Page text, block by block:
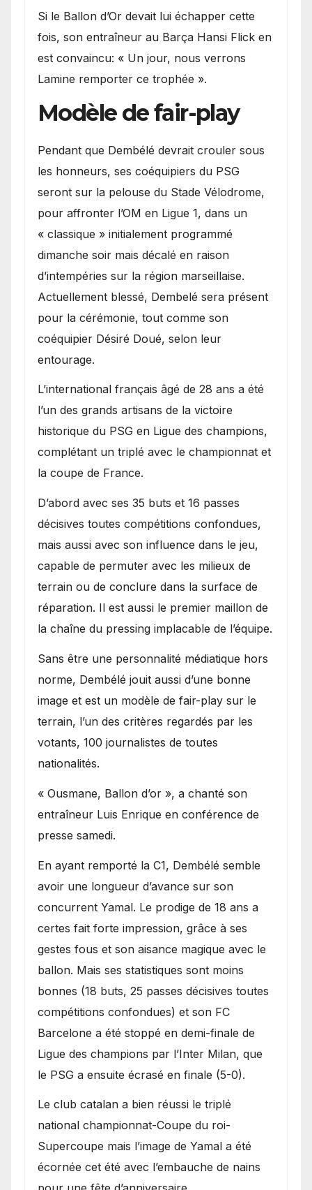
Si le Ballon d’Or devait lui échapper cette
fois, son entraîneur au Barça Hansi Flick en
est convaincu: « Un jour, nous verrons
Lamine remporter ce trophée ».
Modèle de fair-play
Pendant que Dembélé devrait crouler sous
les honneurs, ses coéquipiers du PSG
seront sur la pelouse du Stade Vélodrome,
pour affronter l’OM en Ligue 1, dans un
« classique » initialement programmé
dimanche soir mais décalé en raison
d’intempéries sur la région marseillaise.
Actuellement blessé, Dembelé sera présent
pour la cérémonie, tout comme son
coéquipier Désiré Doué, selon leur
entourage.
L’international français âgé de 28 ans a été
l’un des grands artisans de la victoire
historique du PSG en Ligue des champions,
complétant un triplé avec le championnat et
la coupe de France.
D’abord avec ses 35 buts et 16 passes
décisives toutes compétitions confondues,
mais aussi avec son influence dans le jeu,
capable de permuter avec les milieux de
terrain ou de conclure dans la surface de
réparation. Il est aussi le premier maillon de
la chaîne du pressing implacable de l’équipe.
Sans être une personnalité médiatique hors
norme, Dembélé jouit aussi d’une bonne
image et est un modèle de fair-play sur le
terrain, l’un des critères regardés par les
votants, 100 journalistes de toutes
nationalités.
« Ousmane, Ballon d’or », a chanté son
entraîneur Luis Enrique en conférence de
presse samedi.
En ayant remporté la C1, Dembélé semble
avoir une longueur d’avance sur son
concurrent Yamal. Le prodige de 18 ans a
certes fait forte impression, grâce à ses
gestes fous et son aisance magique avec le
ballon. Mais ses statistiques sont moins
bonnes (18 buts, 25 passes décisives toutes
compétitions confondues) et son FC
Barcelone a été stoppé en demi-finale de
Ligue des champions par l’Inter Milan, que
le PSG a ensuite écrasé en finale (5-0).
Le club catalan a bien réussi le triplé
national championnat-Coupe du roi-
Supercoupe mais l’image de Yamal a été
écornée cet été avec l’embauche de nains